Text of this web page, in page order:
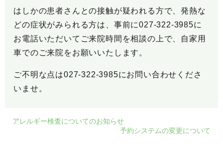
はしかの患者さんとの接触が疑われる方で、発熱な
どの症状がみられる方は、事前に027-322-3985に
お電話いただいてご来院時間を相談の上で、自家用
車でのご来院をお願いいたします。
ご不明な点は027-322-3985にお問い合わせくださ
いませ。
アレルギー検査についてのお知らせ
予約システムの変更について